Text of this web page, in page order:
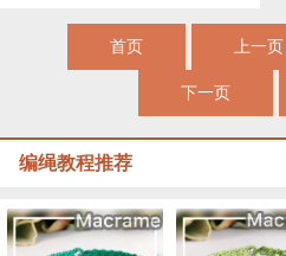
首页 上一页
下一页
编绳教程推荐